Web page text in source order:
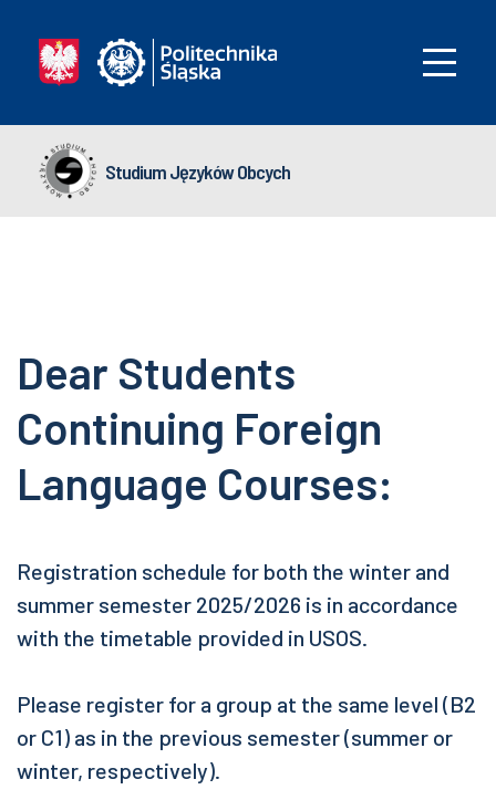
Studium Języków Obcych
Dear Students
Continuing Foreign
Language Courses:
Registration schedule for both the winter and
summer semester 2025/2026 is in accordance
with the timetable provided in USOS.
Please register for a group at the same level (B2
or C1) as in the previous semester (summer or
winter, respectively).